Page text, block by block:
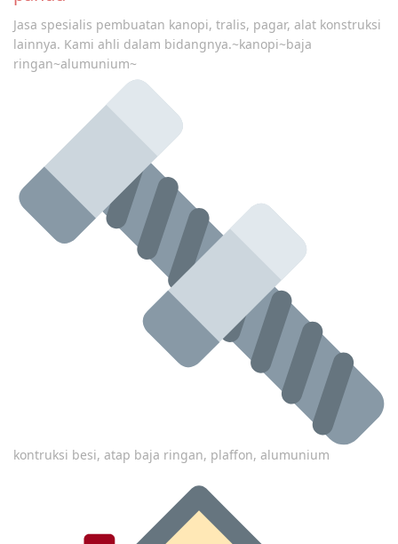
Jasa spesialis pembuatan kanopi, tralis, pagar, alat konstruksi
lainnya. Kami ahli dalam bidangnya.~kanopi~baja
ringan~alumunium~
kontruksi besi, atap baja ringan, plaffon, alumunium